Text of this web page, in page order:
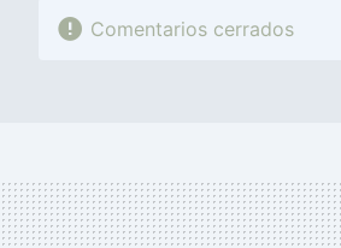
Comentarios cerrados